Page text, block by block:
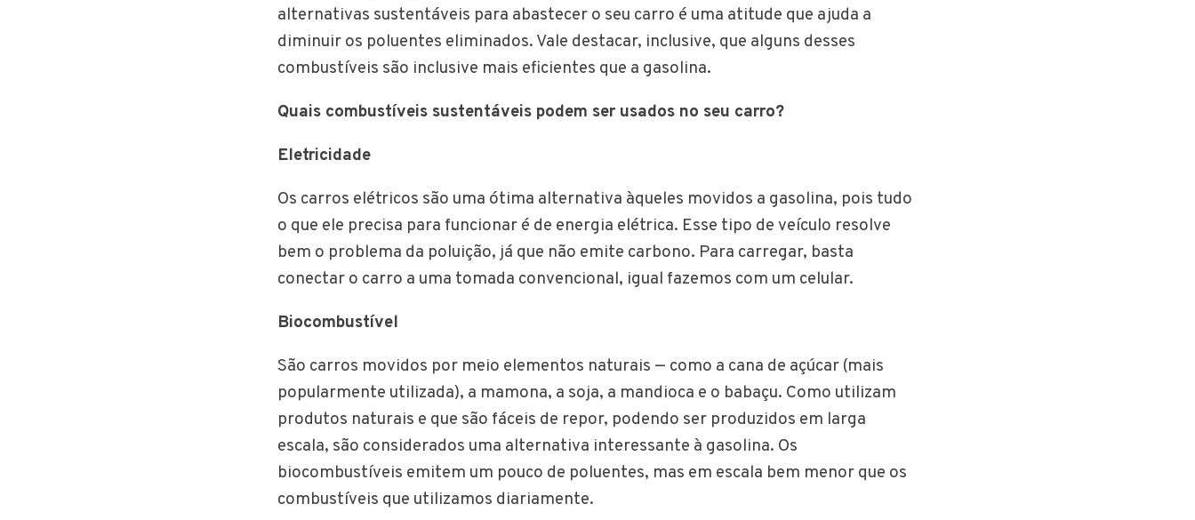
alternativas sustentáveis para abastecer o seu carro é uma atitude que ajuda a
diminuir os poluentes eliminados. Vale destacar, inclusive, que alguns desses
combustíveis são inclusive mais eficientes que a gasolina.
Quais combustíveis sustentáveis podem ser usados no seu carro?
Eletricidade
Os carros elétricos são uma ótima alternativa àqueles movidos a gasolina, pois tudo
o que ele precisa para funcionar é de energia elétrica. Esse tipo de veículo resolve
bem o problema da poluição, já que não emite carbono. Para carregar, basta
conectar o carro a uma tomada convencional, igual fazemos com um celular.
Biocombustível
São carros movidos por meio elementos naturais — como a cana de açúcar (mais
popularmente utilizada), a mamona, a soja, a mandioca e o babaçu. Como utilizam
produtos naturais e que são fáceis de repor, podendo ser produzidos em larga
escala, são considerados uma alternativa interessante à gasolina. Os
biocombustíveis emitem um pouco de poluentes, mas em escala bem menor que os
combustíveis que utilizamos diariamente.